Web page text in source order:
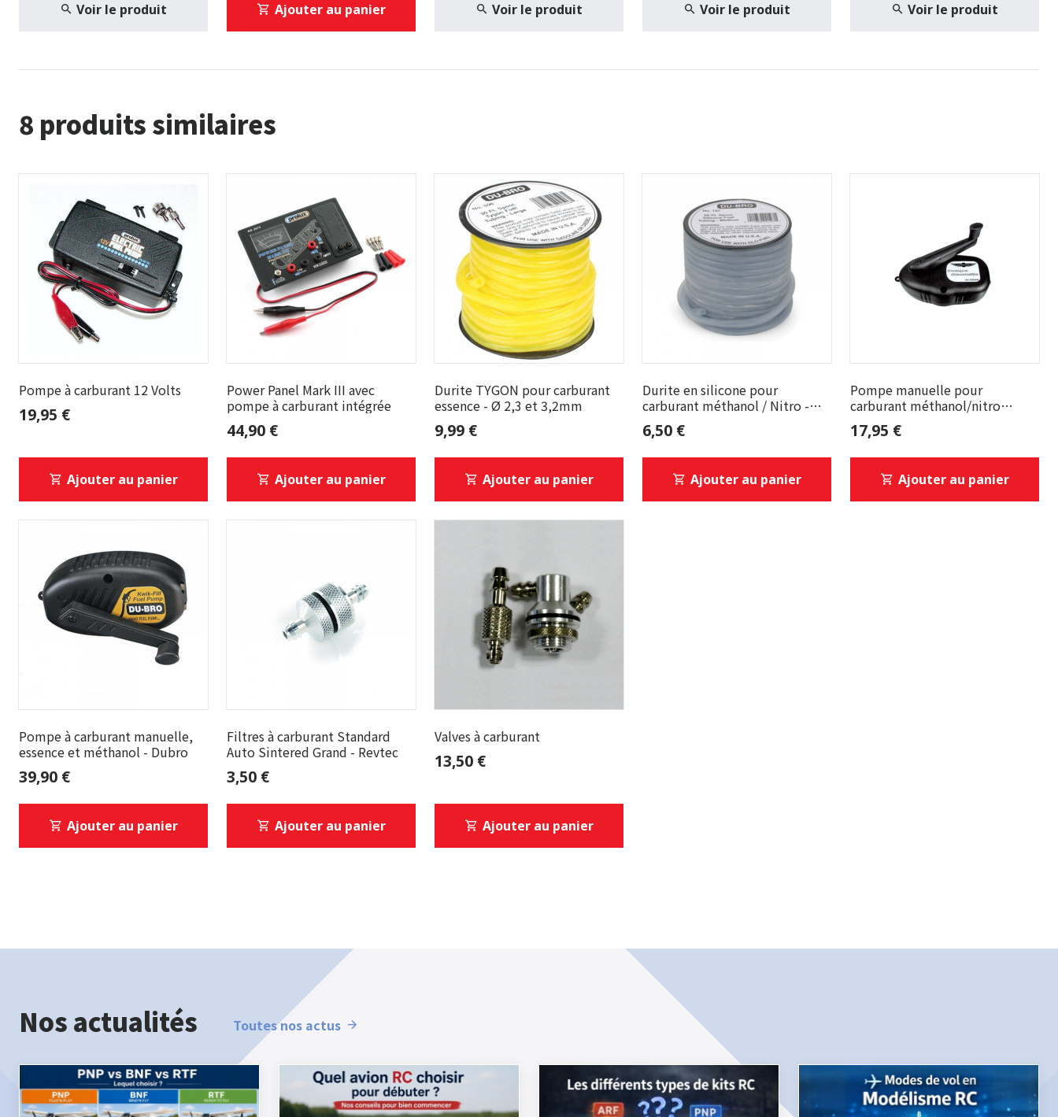
Voir le produit Ajouter au panier Voir le produit Voir le produit Voir le produit
8 produits similaires
Pompe à carburant 12 Volts
19,95 €
Ajouter au panier
Power Panel Mark III avec
pompe à carburant intégrée
44,90 €
Ajouter au panier
Durite TYGON pour carburant
essence - Ø 2,3 et 3,2mm
9,99 €
Ajouter au panier
Durite en silicone pour
carburant méthanol / Nitro -
Dubro
6,50 €
Ajouter au panier
Pompe manuelle pour
carburant méthanol/nitro
(glow)
17,95 €
Ajouter au panier
Pompe à carburant manuelle,
essence et méthanol - Dubro
39,90 €
Ajouter au panier
Filtres à carburant Standard
Auto Sintered Grand - Revtec
3,50 €
Ajouter au panier
Valves à carburant
13,50 €
Ajouter au panier
Nos actualités Toutes nos actus